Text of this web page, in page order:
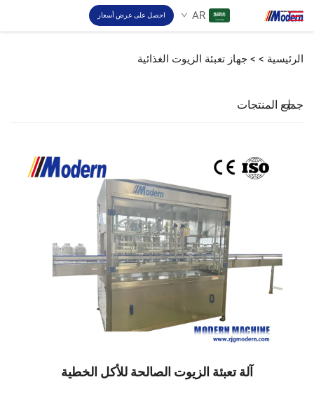
AR احصل على عرض أسعار
اتصل بنا
موقع RU
الرئيسية > > جهاز تعبئة الزيوت الغذائية
جميع المنتجات
آلة تعبئة الزيوت الصالحة للأكل الخطية